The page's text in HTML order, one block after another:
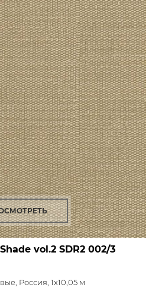
vol.2SDR2 002/3
Россия, 1x10,05 м